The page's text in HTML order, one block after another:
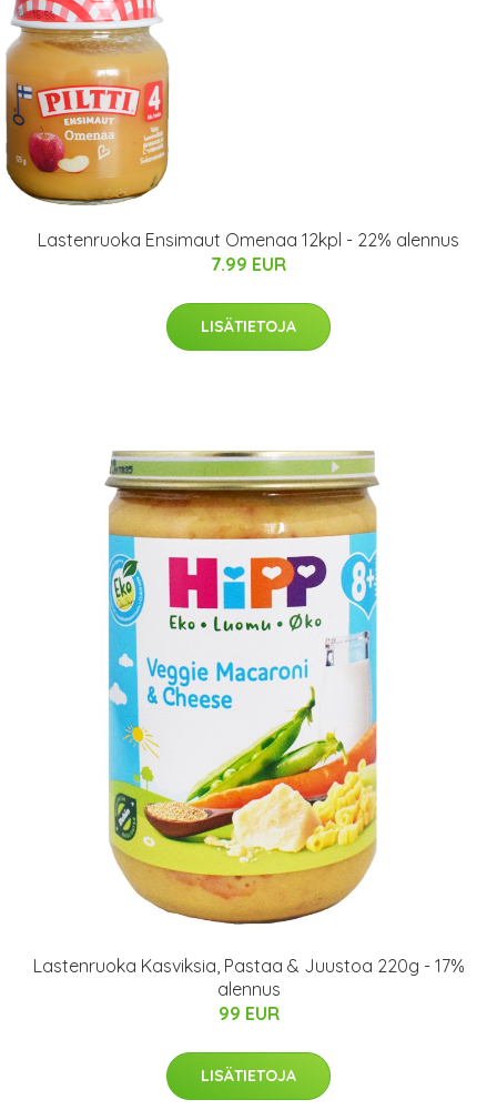
Lastenruoka Ensimaut Omenaa 12kpl - 22% alennus
7.99 EUR
LISÄTIETOJA
Lastenruoka Kasviksia, Pastaa & Juustoa 220g - 17%
alennus
99 EUR
LISÄTIETOJA